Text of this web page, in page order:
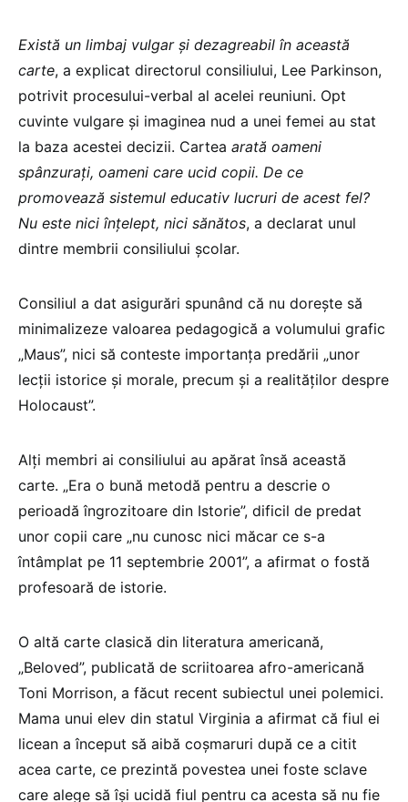
Există un limbaj vulgar şi dezagreabil în această
carte, a explicat directorul consiliului, Lee Parkinson,
potrivit procesului-verbal al acelei reuniuni. Opt
cuvinte vulgare şi imaginea nud a unei femei au stat
la baza acestei decizii. Cartea arată oameni
spânzuraţi, oameni care ucid copii. De ce
promovează sistemul educativ lucruri de acest fel?
Nu este nici înţelept, nici sănătos, a declarat unul
dintre membrii consiliului şcolar.
Consiliul a dat asigurări spunând că nu doreşte să
minimalizeze valoarea pedagogică a volumului grafic
„Maus”, nici să conteste importanţa predării „unor
lecţii istorice şi morale, precum şi a realităţilor despre
Holocaust”.
Alţi membri ai consiliului au apărat însă această
carte. „Era o bună metodă pentru a descrie o
perioadă îngrozitoare din Istorie”, dificil de predat
unor copii care „nu cunosc nici măcar ce s-a
întâmplat pe 11 septembrie 2001”, a afirmat o fostă
profesoară de istorie.
O altă carte clasică din literatura americană,
„Beloved”, publicată de scriitoarea afro-americană
Toni Morrison, a făcut recent subiectul unei polemici.
Mama unui elev din statul Virginia a afirmat că fiul ei
licean a început să aibă coşmaruri după ce a citit
acea carte, ce prezintă povestea unei foste sclave
care alege să îşi ucidă fiul pentru ca acesta să nu fie